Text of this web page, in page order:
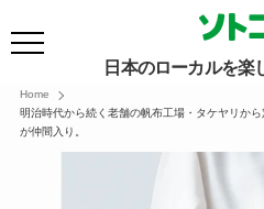
日本のローカルを楽
Home
明治時代から続く老舗の帆布工場・タケヤリか
が仲間入り。